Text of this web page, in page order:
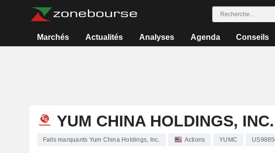
Marchés Actualités Analyses Agenda Conseils
YUM CHINA HOLDINGS, INC.
Faits marquants Yum China Holdings, Inc. Actions YUMC